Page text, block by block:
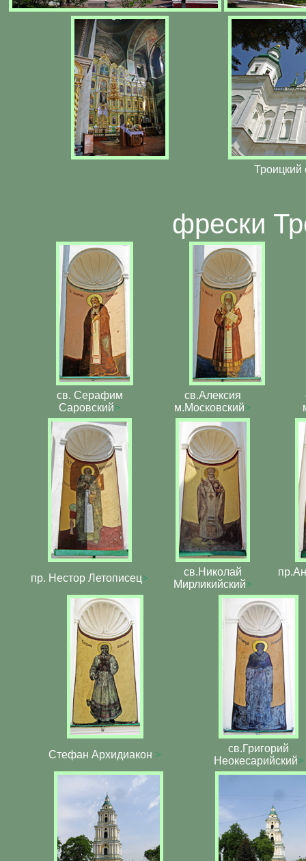
Троицкий
фрески
св. Серафим
Саровский>
св.Алексия
м.Московский>
пр. Нестор Летописец>
св.Николай
Мирликийский>
Стефан Архидиакон >
св.Григорий
Неокесарийский>